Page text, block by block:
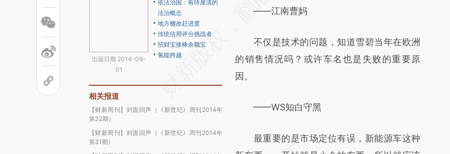
出版日期 2014-09-
01
依法治国：有待厘清的
法治概念
地方棚改赶进度
传统信用评分挑战者
招财宝接棒余额宝
氢能跨越
相关报道
【财新周刊】封面回声（《新世纪》周刊2014年
第32期）
【财新周刊】封面回声（《新世纪》周刊2014年
第31期）
——江南曹妈
不仅是技术的问题，知道雪碧当年在欧洲
的销售情况吗？或许车名也是失败的重要原
因。
——WS知白守黑
最重要的是市场定位有误，新能源车这种